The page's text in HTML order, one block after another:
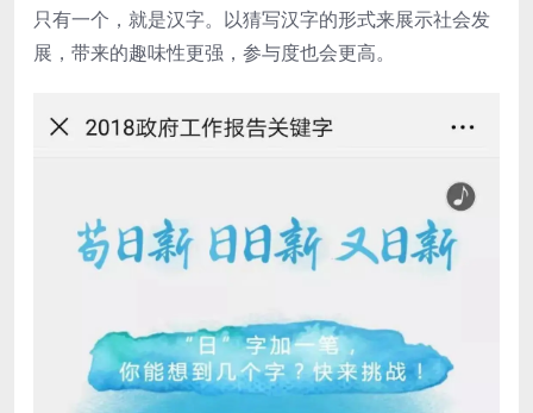
只有一个，就是汉字。以猜写汉字的形式来展示社会发
展，带来的趣味性更强，参与度也会更高。